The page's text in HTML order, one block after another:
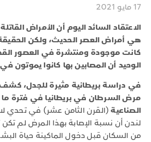
17 مايو 2021
الاعتقاد السائد اليوم أن الأمراض
هي أمراض العصر الحديث، ولكن
كانت موجودة ومنتشرة في العصور
الوحيد أن المصابين بها كانوا يموتون
في دراسة بريطانية مثيرة للجدل، كشف
مرض السرطان في بريطانيا في فترة ما
الصناعية(القرن الثامن عشر) في تحدي
من السكان قبل دخول الماكينة حياة